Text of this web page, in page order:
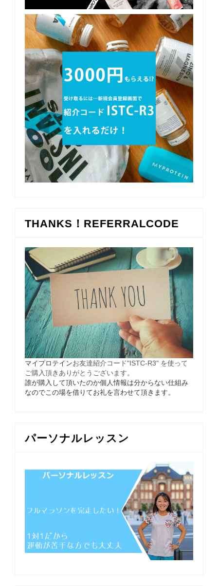
THANKS！REFERRALCODE
マイプロテインお友達紹介コード"ISTC-R3" を使って
ご購入頂きありがとうございます。
誰が購入して頂いたのか個人情報は分からない仕組み
なのでこの場を借りてお礼を言わせて頂きます。
パーソナルレッスン